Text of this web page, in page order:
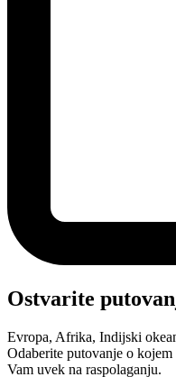
Ostvarite
Evropa, Afrika, Indijski
Odaberite putovanje o
Vam uvek na raspolaganju.